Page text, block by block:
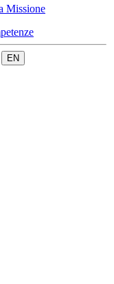
Missione
EN